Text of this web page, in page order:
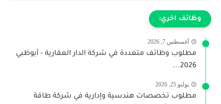
وظائف اخري:
أغسطس 7, 2026
مطلوب وظائف متعددة في شركة الدار العقارية - أبوظبي
2026...
يوليو 25, 2026
مطلوب تخصصات هندسية وإدارية في شركة طاقة